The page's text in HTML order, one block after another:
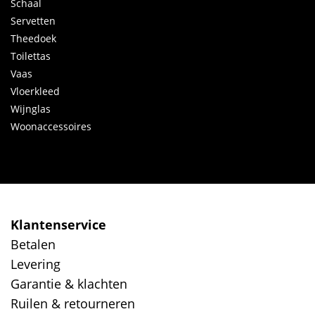
Schaal
Servetten
Theedoek
Toilettas
Vaas
Vloerkleed
Wijnglas
Woonaccessoires
Klantenservice
Betalen
Levering
Garantie & klachten
Ruilen & retourneren